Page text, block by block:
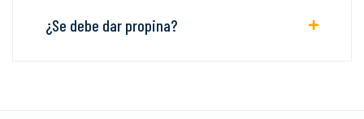
¿Se debe dar propina?